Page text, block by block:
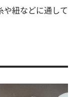
紐などに通して